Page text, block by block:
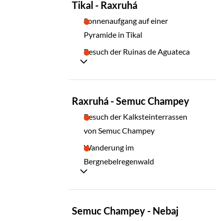
Tikal - Raxruhá
Sonnenaufgang auf einer
Pyramide in Tikal
Besuch der Ruinas de Aguateca
Raxruhá - Semuc Champey
Besuch der Kalksteinterrassen
von Semuc Champey
Wanderung im
Bergnebelregenwald
Semuc Champey - Nebaj